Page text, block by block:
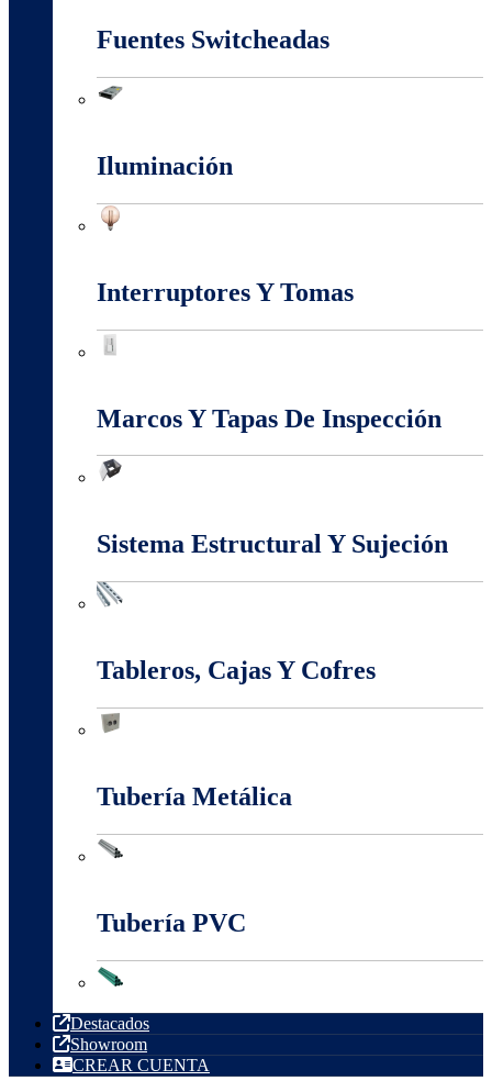
Fuentes Switcheadas
Iluminación
Interruptores Y Tomas
Marcos Y Tapas De Inspección
Sistema Estructural Y Sujeción
Tableros, Cajas Y Cofres
Tubería Metálica
Tubería PVC
Destacados
Showroom
CREAR CUENTA